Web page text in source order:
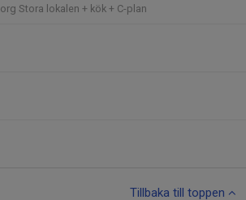
Stora lokalen + kök + C-plan
Tillbaka till toppen